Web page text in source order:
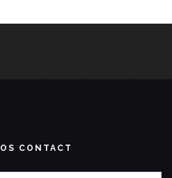
CONTACT